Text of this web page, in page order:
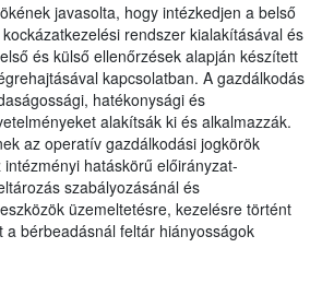
javasolta, hogy intézkedjen a belső
rendszer kialakításával és
és külső ellenőrzések alapján készített
kapcsolatban. A gazdálkodás
hatékonysági és
alakítsák ki és alkalmazzák.
az operatív gazdálkodási jogkörök
hatáskörű előirányzat-
szabályozásánál és
üzemeltetésre, kezelésre történt
a bérbeadásnál feltár hiányosságok